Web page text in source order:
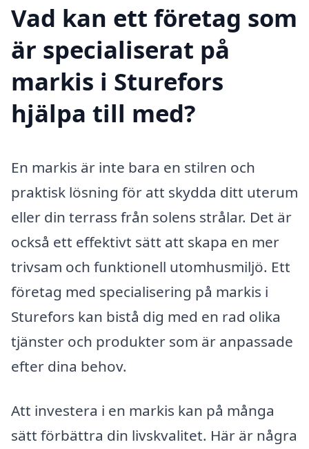
Vad kan ett företag som
är specialiserat på
markis i Sturefors
hjälpa till med?
En markis är inte bara en stilren och
praktisk lösning för att skydda ditt uterum
eller din terrass från solens strålar. Det är
också ett effektivt sätt att skapa en mer
trivsam och funktionell utomhusmiljö. Ett
företag med specialisering på markis i
Sturefors kan bistå dig med en rad olika
tjänster och produkter som är anpassade
efter dina behov.
Att investera i en markis kan på många
sätt förbättra din livskvalitet. Här är några